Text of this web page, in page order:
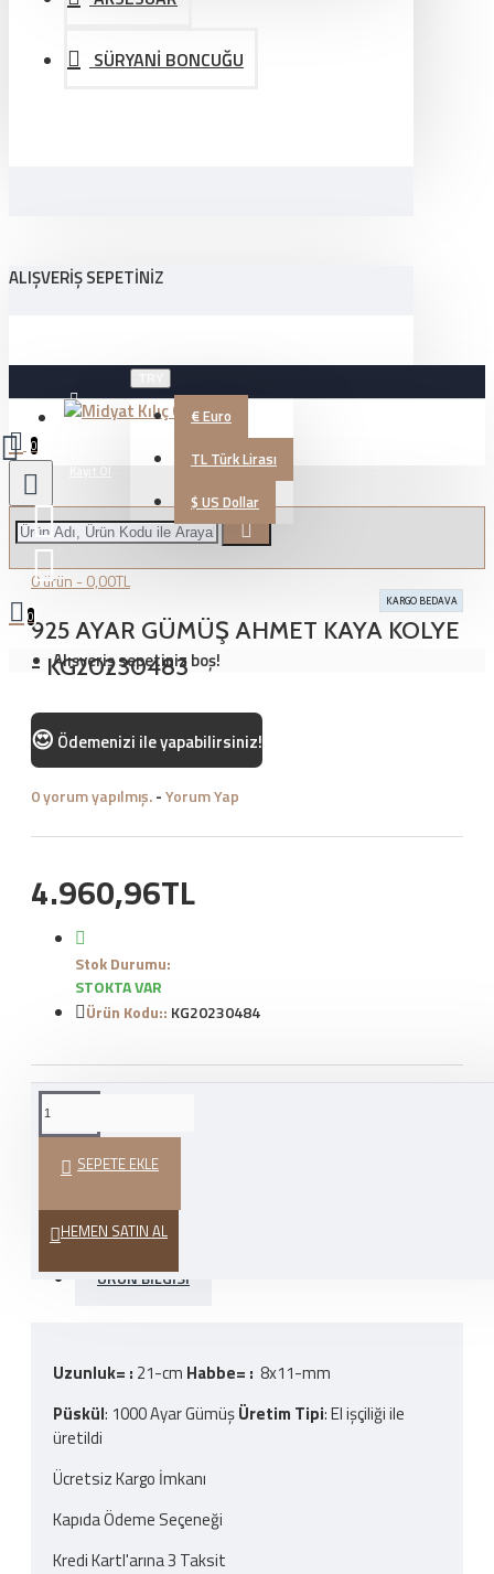
SÜRYANİ BONCUĞU
ALIŞVERIŞ SEPETINIZ
Üye Girişi €Euro
TL Türk Lirası
$ US Dollar
0
0 ürün - 0,00TL
0
Alışveriş sepetiniz boş!
KARGO BEDAVA
925 AYAR GÜMÜŞ AHMET KAYA KOLYE
- KG20230483
😍 Ödemenizi ile yapabilirsiniz!
0 yorum yapılmış.-Yorum Yap
4.960,96TL
Stok Durumu:
STOKTA VAR
Ürün Kodu:: KG20230484
SEPETE EKLE
HEMEN SATIN AL
VER
HEDIYE PAKETI
ÜRÜN BILGISI
Uzunluk= : 21-cm Habbe= : 8x11-mm
Püskül: 1000 Ayar GümüşÜretim Tipi: El işçiliği ile
üretildi
Ücretsiz Kargo İmkanı
Kapıda Ödeme Seçeneği
Kredi Kartl'arına 3 Taksit